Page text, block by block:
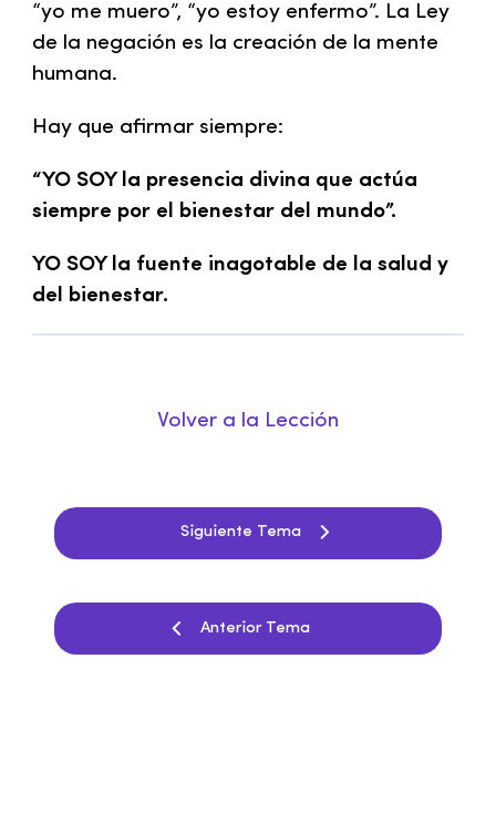
“yo me muero”, “yo estoy enfermo”. La Ley
de la negación es la creación de la mente
humana.
Hay que afirmar siempre:
“YO SOY la presencia divina que actúa
siempre por el bienestar del mundo”.
YO SOY la fuente inagotable de la salud y
del bienestar.
Anterior Tema
Volver a la Lección
Siguiente Tema